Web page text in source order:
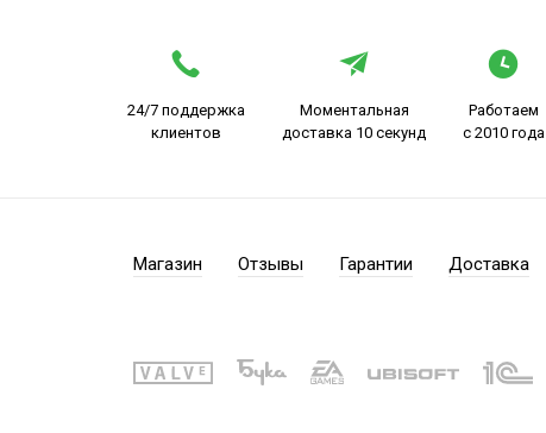
24/7 поддержка
клиентов
Моментальная
доставка 10 секунд
Работаем
с 2010 года
Магазин Отзывы Гарантии Доставка